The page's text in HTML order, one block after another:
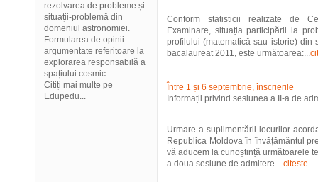
rezolvarea de probleme și
situații-problemă din
domeniul astronomiei.
Formularea de opinii
argumentate referitoare la
explorarea responsabilă a
spațiului cosmic...
Citiți mai multe pe
Edupedu...
Conform statisticii realizate de
Examinare, situația participării la
profilului (matematică sau istorie)
bacalaureat 2011, este următoarea:...
Între 1 și 6 septembrie, înscrierile
Informații privind sesiunea a II-a de
Urmare a suplimentării locurilor
Republica Moldova în învățământul
vă aducem la cunoștință următoarele
a doua sesiune de admitere....citeste